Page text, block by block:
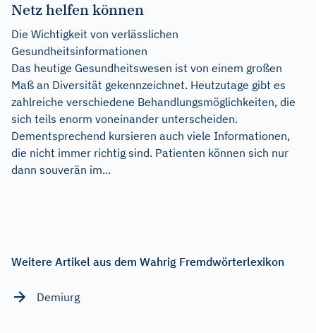
Netz helfen können
Die Wichtigkeit von verlässlichen
Gesundheitsinformationen
Das heutige Gesundheitswesen ist von einem großen
Maß an Diversität gekennzeichnet. Heutzutage gibt es
zahlreiche verschiedene Behandlungsmöglichkeiten, die
sich teils enorm voneinander unterscheiden.
Dementsprechend kursieren auch viele Informationen,
die nicht immer richtig sind. Patienten können sich nur
dann souverän im...
Weitere Artikel aus dem Wahrig Fremdwörterlexikon
Demiurg